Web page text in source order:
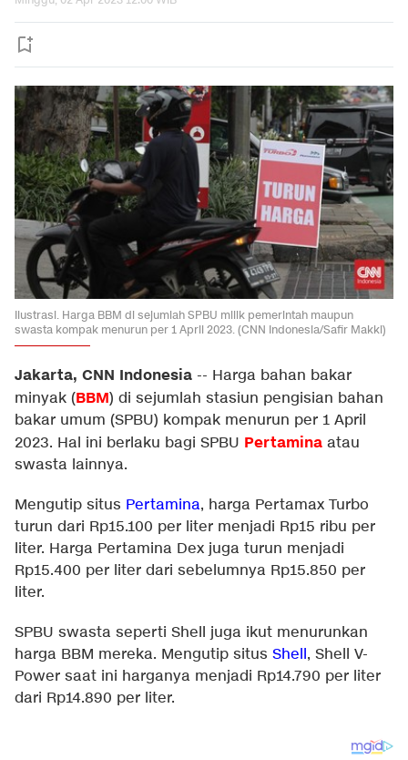
Ilustrasi. Harga BBM di sejumlah SPBU milik pemerintah maupun
swasta kompak menurun per 1 April 2023. (CNN Indonesia/Safir Makki)
Jakarta, CNN Indonesia -- Harga bahan bakar
minyak (BBM) di sejumlah stasiun pengisian bahan
bakar umum (SPBU) kompak menurun per 1 April
2023. Hal ini berlaku bagi SPBU Pertamina atau
swasta lainnya.
Mengutip situs Pertamina, harga Pertamax Turbo
turun dari Rp15.100 per liter menjadi Rp15 ribu per
liter. Harga Pertamina Dex juga turun menjadi
Rp15.400 per liter dari sebelumnya Rp15.850 per
liter.
SPBU swasta seperti Shell juga ikut menurunkan
harga BBM mereka. Mengutip situs Shell, Shell V-
Power saat ini harganya menjadi Rp14.790 per liter
dari Rp14.890 per liter.